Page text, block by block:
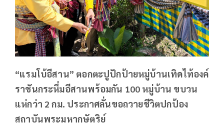
“แรมโบ้อีสาน” ตอกตะปูปักป้ายหมู่บ้านเทิดไท้องค์
ราชันกระหึ่มอีสานพร้อมกัน 100 หมู่บ้าน ขบวน
แห่กว่า 2 กม. ประกาศลั่นขอถวายชีวิตปกป้อง
สถาบันพระมหากษัตริย์